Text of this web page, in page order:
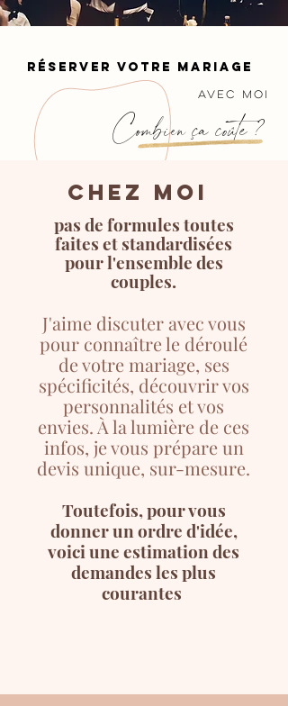
réserver VOTRE MARIAGE
avec moi
Combien ça coûte ?
CHEZ MOI
pas de formules toutes
faites et standardisées
pour l'ensemble des
couples.
J'aime discuter avec vous
pour connaître le déroulé
de votre mariage, ses
spécificités, découvrir vos
personnalités et vos
envies. À la lumière de ces
infos, je vous prépare un
devis unique, sur-mesure.
Toutefois, pour vous
donner un ordre d'idée,
voici une estimation des
demandes les plus
courantes